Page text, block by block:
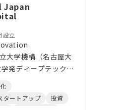
Japan
設立
大学機構（名古屋大
発ディープテックス
のづくり分野などを
タートアップ
投資